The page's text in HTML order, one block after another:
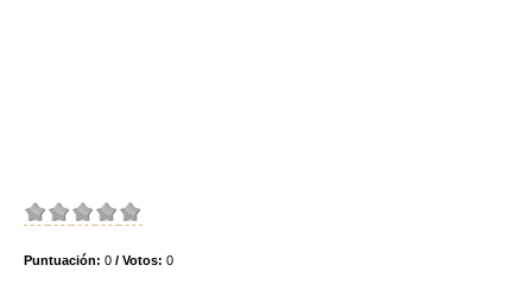
Puntuación: 0 / Votos: 0